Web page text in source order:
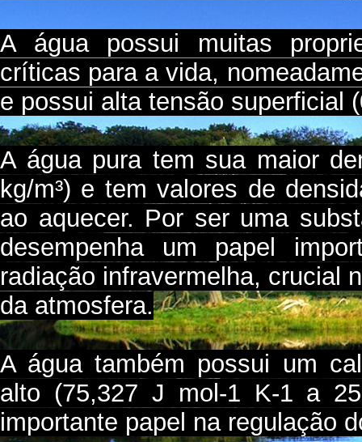
A água possui muitas
críticas para a vida,
e possui alta tensão superficial
A água pura tem sua maior
kg/m³) e tem valores de
ao aquecer. Por ser uma
desempenha um papel
radiação infravermelha, crucial
da atmosfera.
A água também possui um
alto (75,327 J mol-1 K-1 a
importante papel na regulação